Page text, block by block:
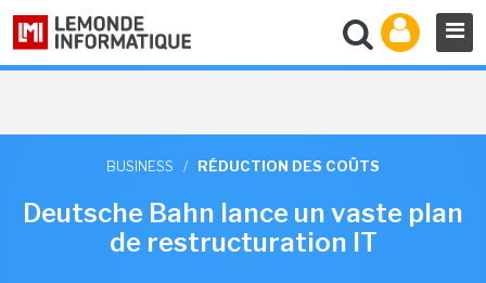
BUSINESS / RÉDUCTION DES COÛTS
Deutsche Bahn lance un vaste plan
de restructuration IT